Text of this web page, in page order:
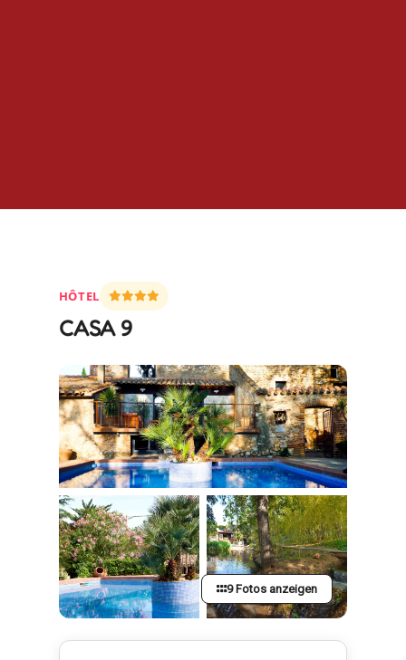
HÔTEL
CASA 9
9 Fotos anzeigen